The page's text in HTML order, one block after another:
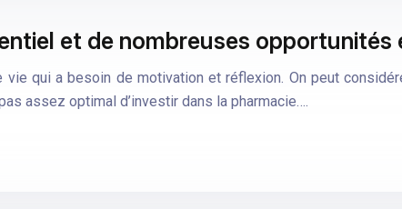
et de nombreuses opportunités
vie qui a besoin de motivation et réflexion. On peut
assez optimal d’investir dans la pharmacie….